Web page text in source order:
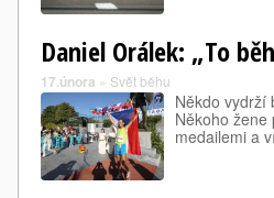
Daniel Orálek: „To
17.února » Svět běhu
Někdo vydrží
Někoho žene
medailemi a